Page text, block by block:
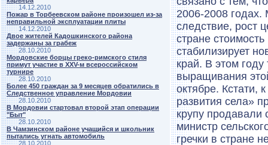
14.12.2010
Пожар в Торбеевском районе произошел из-за
неправильной эксплуатации плиты
14.12.2010
Двое жителей Кадошкинского района
задержаны за грабеж
28.10.2010
Мордовские борцы греко-римского стиля
примут участие в ХХV-м всероссийском
турнире
28.10.2010
Более 450 граждан за 9 месяцев обратились в
Следственное управление Мордовии
28.10.2010
В Мордовии стартовал второй этап операции
"Быт"
28.10.2010
В Чамзинском районе учащийся и школьник
пытались угнать автомобиль
28.10.2010
2006-2008 годах.
следствие, рост
стране
стабилизирует
край. В этом
выращивания
октябре.
развития села»
крупу продавали
министр
гречки в стране